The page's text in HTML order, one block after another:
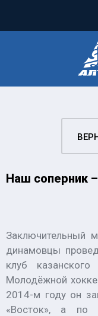
Наш соперник
Заключительный
динамовцы
клуб
Молодёжной
2014-м году он
«Восток», а по